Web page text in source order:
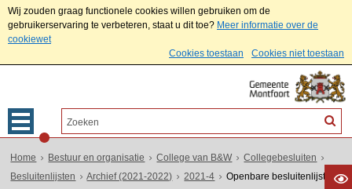
Wij zouden graag functionele cookies willen gebruiken om de
gebruikerservaring te verbeteren, staat u dit toe? Meer informatie over de
cookiewet
Cookies toestaan
Cookies niet toestaan
Home Bestuur en organisatie College van B&W
Collegebesluiten
Besluitenlijsten
Archief (2021-2022) 2021-4
Openbare besluitenlijst 30